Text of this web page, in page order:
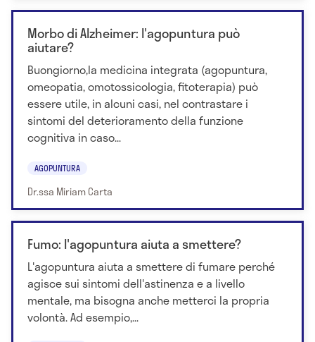
Morbo di Alzheimer: l'agopuntura può
aiutare?
Buongiorno,la medicina integrata (agopuntura,
omeopatia, omotossicologia, fitoterapia) può
essere utile, in alcuni casi, nel contrastare i
sintomi del deterioramento della funzione
cognitiva in caso...
AGOPUNTURA
Dr.ssa Miriam Carta
Fumo: l'agopuntura aiuta a smettere?
L'agopuntura aiuta a smettere di fumare perché
agisce sui sintomi dell'astinenza e a livello
mentale, ma bisogna anche metterci la propria
volontà. Ad esempio,...